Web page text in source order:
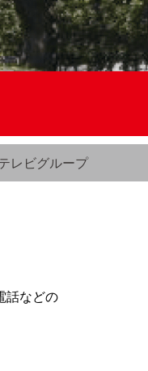
レビグループ
話などの